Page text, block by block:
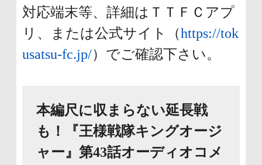
対応端末等、詳細はＴＴＦＣアプ
リ、または公式サイト（https://tok
usatsu-fc.jp/）でご確認下さい。
本編尺に収まらない延長戦
も！『王様戦隊キングオージ
ャー』第43話オーディオコメ